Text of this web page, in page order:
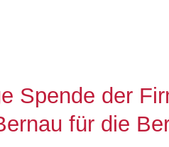
Spende der
für die